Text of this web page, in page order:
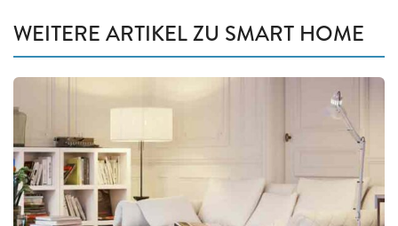
WEITERE ARTIKEL ZU SMART HOME